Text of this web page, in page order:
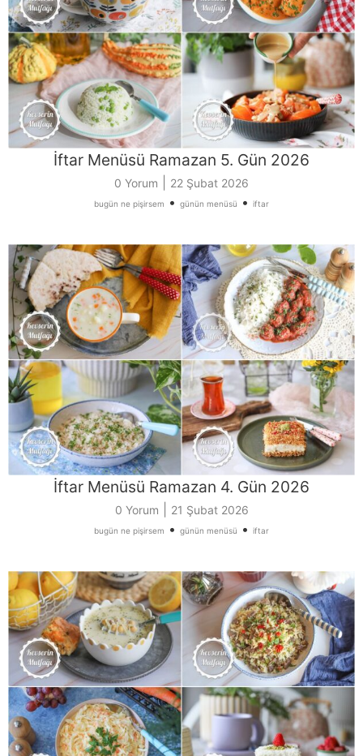
İftar Menüsü Ramazan 5. Gün 2026
0 Yorum 22 Şubat 2026
bugün ne pişirsem • günün menüsü • iftar
İftar Menüsü Ramazan 4. Gün 2026
0 Yorum 21 Şubat 2026
bugün ne pişirsem • günün menüsü • iftar